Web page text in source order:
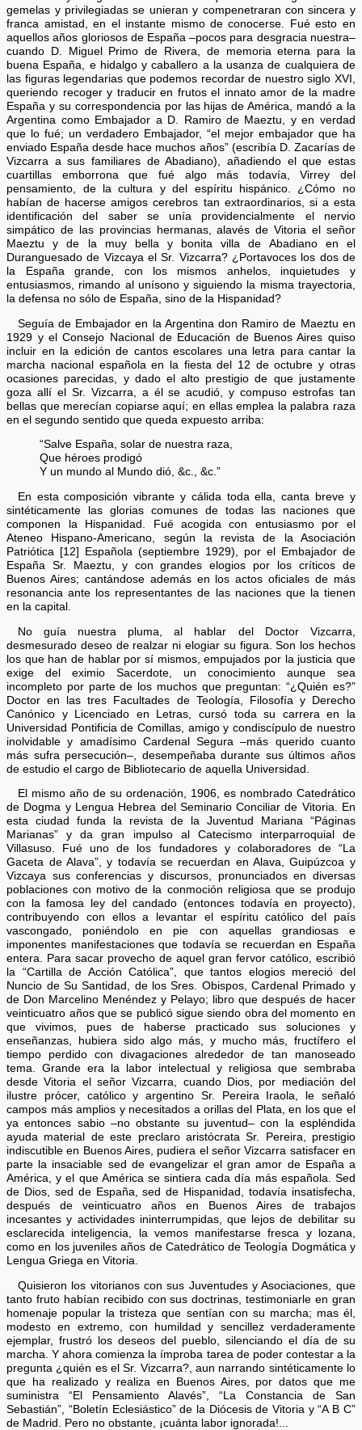
gemelas y privilegiadas se unieran y compenetraran con sincera y
franca amistad, en el instante mismo de conocerse. Fué esto en
aquellos años gloriosos de España –pocos para desgracia nuestra–
cuando D. Miguel Primo de Rivera, de memoria eterna para la
buena España, e hidalgo y caballero a la usanza de cualquiera de
las figuras legendarias que podemos recordar de nuestro siglo XVI,
queriendo recoger y traducir en frutos el innato amor de la madre
España y su correspondencia por las hijas de América, mandó a la
Argentina como Embajador a D. Ramiro de Maeztu, y en verdad
que lo fué; un verdadero Embajador, “el mejor embajador que ha
enviado España desde hace muchos años” (escribía D. Zacarías de
Vizcarra a sus familiares de Abadiano), añadiendo el que estas
cuartillas emborrona que fué algo más todavía, Virrey del
pensamiento, de la cultura y del espíritu hispánico. ¿Cómo no
habían de hacerse amigos cerebros tan extraordinarios, si a esta
identificación del saber se unía providencialmente el nervio
simpático de las provincias hermanas, alavés de Vitoria el señor
Maeztu y de la muy bella y bonita villa de Abadiano en el
Duranguesado de Vizcaya el Sr. Vizcarra? ¿Portavoces los dos de
la España grande, con los mismos anhelos, inquietudes y
entusiasmos, rimando al unísono y siguiendo la misma trayectoria,
la defensa no sólo de España, sino de la Hispanidad?
Seguía de Embajador en la Argentina don Ramiro de Maeztu en
1929 y el Consejo Nacional de Educación de Buenos Aires quiso
incluir en la edición de cantos escolares una letra para cantar la
marcha nacional española en la fiesta del 12 de octubre y otras
ocasiones parecidas, y dado el alto prestigio de que justamente
goza allí el Sr. Vizcarra, a él se acudió, y compuso estrofas tan
bellas que merecían copiarse aquí; en ellas emplea la palabra raza
en el segundo sentido que queda expuesto arriba:
“Salve España, solar de nuestra raza,
Que héroes prodigó
Y un mundo al Mundo dió, &c., &c.”
En esta composición vibrante y cálida toda ella, canta breve y
sintéticamente las glorias comunes de todas las naciones que
componen la Hispanidad. Fué acogida con entusiasmo por el
Ateneo Hispano-Americano, según la revista de la Asociación
Patriótica [12] Española (septiembre 1929), por el Embajador de
España Sr. Maeztu, y con grandes elogios por los críticos de
Buenos Aires; cantándose además en los actos oficiales de más
resonancia ante los representantes de las naciones que la tienen
en la capital.
No guía nuestra pluma, al hablar del Doctor Vizcarra,
desmesurado deseo de realzar ni elogiar su figura. Son los hechos
los que han de hablar por sí mismos, empujados por la justicia que
exige del eximio Sacerdote, un conocimiento aunque sea
incompleto por parte de los muchos que preguntan: “¿Quién es?”
Doctor en las tres Facultades de Teología, Filosofía y Derecho
Canónico y Licenciado en Letras, cursó toda su carrera en la
Universidad Pontificia de Comillas, amigo y condiscípulo de nuestro
inolvidable y amadísimo Cardenal Segura –más querido cuanto
más sufra persecución–, desempeñaba durante sus últimos años
de estudio el cargo de Bibliotecario de aquella Universidad.
El mismo año de su ordenación, 1906, es nombrado Catedrático
de Dogma y Lengua Hebrea del Seminario Conciliar de Vitoria. En
esta ciudad funda la revista de la Juventud Mariana “Páginas
Marianas” y da gran impulso al Catecismo interparroquial de
Villasuso. Fué uno de los fundadores y colaboradores de “La
Gaceta de Alava”, y todavía se recuerdan en Alava, Guipúzcoa y
Vizcaya sus conferencias y discursos, pronunciados en diversas
poblaciones con motivo de la conmoción religiosa que se produjo
con la famosa ley del candado (entonces todavía en proyecto),
contribuyendo con ellos a levantar el espíritu católico del país
vascongado, poniéndolo en pie con aquellas grandiosas e
imponentes manifestaciones que todavía se recuerdan en España
entera. Para sacar provecho de aquel gran fervor católico, escribió
la “Cartilla de Acción Católica”, que tantos elogios mereció del
Nuncio de Su Santidad, de los Sres. Obispos, Cardenal Primado y
de Don Marcelino Menéndez y Pelayo; libro que después de hacer
veinticuatro años que se publicó sigue siendo obra del momento en
que vivimos, pues de haberse practicado sus soluciones y
enseñanzas, hubiera sido algo más, y mucho más, fructífero el
tiempo perdido con divagaciones alrededor de tan manoseado
tema. Grande era la labor intelectual y religiosa que sembraba
desde Vitoria el señor Vizcarra, cuando Dios, por mediación del
ilustre prócer, católico y argentino Sr. Pereira Iraola, le señaló
campos más amplios y necesitados a orillas del Plata, en los que el
ya entonces sabio –no obstante su juventud– con la espléndida
ayuda material de este preclaro aristócrata Sr. Pereira, prestigio
indiscutible en Buenos Aires, pudiera el señor Vizcarra satisfacer en
parte la insaciable sed de evangelizar el gran amor de España a
América, y el que América se sintiera cada día más española. Sed
de Dios, sed de España, sed de Hispanidad, todavía insatisfecha,
después de veinticuatro años en Buenos Aires de trabajos
incesantes y actividades ininterrumpidas, que lejos de debilitar su
esclarecida inteligencia, la vemos manifestarse fresca y lozana,
como en los juveniles años de Catedrático de Teología Dogmática y
Lengua Griega en Vitoria.
Quisieron los vitorianos con sus Juventudes y Asociaciones, que
tanto fruto habían recibido con sus doctrinas, testimoniarle en gran
homenaje popular la tristeza que sentían con su marcha; mas él,
modesto en extremo, con humildad y sencillez verdaderamente
ejemplar, frustró los deseos del pueblo, silenciando el día de su
marcha. Y ahora comienza la ímproba tarea de poder contestar a la
pregunta ¿quién es el Sr. Vizcarra?, aun narrando sintéticamente lo
que ha realizado y realiza en Buenos Aires, por datos que me
suministra “El Pensamiento Alavés”, “La Constancia de San
Sebastián”, “Boletín Eclesiástico” de la Diócesis de Vitoria y “A B C”
de Madrid. Pero no obstante, ¡cuánta labor ignorada!...